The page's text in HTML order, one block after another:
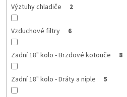
Výztuhy chladiče 2
Vzduchové filtry 6
Zadní 18" kolo - Brzdové kotouče 8
Zadní 18" kolo - Dráty a niple 5